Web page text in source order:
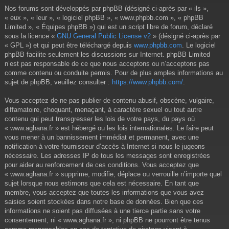
Nos forums sont développés par phpBB (désigné ci-après par « ils »,
« eux », « leur », « logiciel phpBB », « www.phpbb.com », « phpBB
Limited », « Équipes phpBB ») qui est un script libre de forum, déclaré
sous la licence « GNU General Public License v2 » (désigné ci-après par
« GPL ») et qui peut être téléchargé depuis www.phpbb.com . Le logiciel
phpBB facilite seulement les discussions sur Internet. phpBB Limited
n’est pas responsable de ce que nous acceptons ou n’acceptons pas
comme contenu ou conduite permis. Pour de plus amples informations au
sujet de phpBB, veuillez consulter : https://www.phpbb.com/
Vous acceptez de ne pas publier de contenu abusif, obscène, vulgaire,
diffamatoire, choquant, menaçant, à caractère sexuel ou tout autre
contenu qui peut transgresser les lois de votre pays, du pays où
« www.aghana.fr » est hébergé ou les lois internationales. Le faire peut
vous mener à un bannissement immédiat et permanent, avec une
notification à votre fournisseur d’accès à Internet si nous le jugeons
nécessaire. Les adresses IP de tous les messages sont enregistrées
pour aider au renforcement de ces conditions. Vous acceptez que
« www.aghana.fr » supprime, modifie, déplace ou verrouille n’importe quel
sujet lorsque nous estimons que cela est nécessaire. En tant que
membre, vous acceptez que toutes les informations que vous avez
saisies soient stockées dans notre base de données. Bien que ces
informations ne soient pas diffusées à une tierce partie sans votre
consentement, ni « www.aghana.fr », ni phpBB ne pourront être tenus